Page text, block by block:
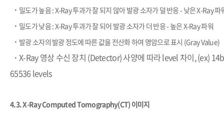
​· 밀도가 높음 : X-Ray 투과가 잘 되지 않아 발광 소자가 덜 반응 - 낮은 X-Ray 파
​· 밀도가 낮음 : X-Ray 투과가 잘 되어 발광 소자가 더 반응 - 높은 X-Ray 파워
​· 발광 소자의 발광 정도에 따른 값을 전산화 하여 명암으로 표시 (Gray Value)
​·X-Ray 영상 수신 장치 (Detector) 사양에 따라 level 차이, (ex)
65536 levels
4.3. X-Ray Computed Tomography(CT) 이미지